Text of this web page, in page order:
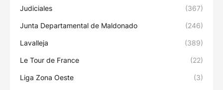
Judiciales (367)
Junta Departamental de Maldonado (246)
Lavalleja (389)
Le Tour de France (22)
Liga Zona Oeste (3)